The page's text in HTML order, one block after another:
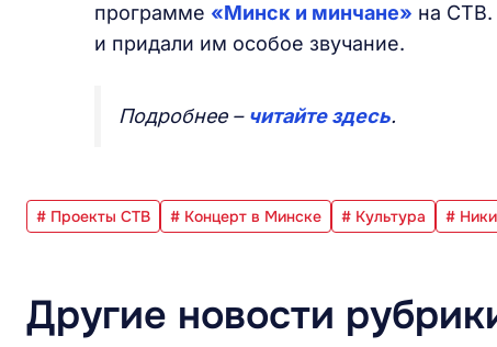
программе «Минск и минчане» на СТВ.
и придали им особое звучание.
Подробнее – читайте здесь.
# Проекты СТВ # Концерт в Минске # Культура #
Другие новости